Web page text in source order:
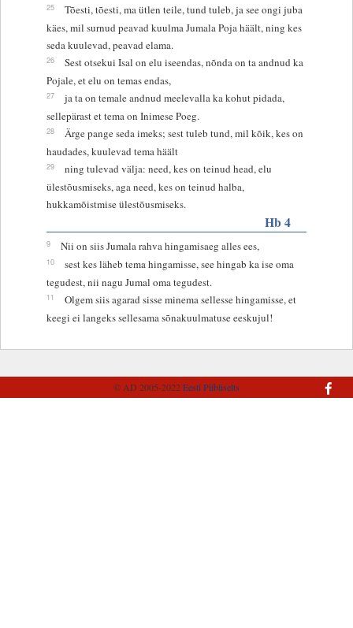
25
Tõesti, tõesti, ma ütlen teile, tund tuleb, ja see ongi juba
käes, mil surnud peavad kuulma Jumala Poja häält, ning kes
seda kuulevad, peavad elama.
26
Sest otsekui Isal on elu iseendas, nõnda on ta andnud ka
Pojale, et elu on temas endas,
27
ja ta on temale andnud meelevalla ka kohut pidada,
sellepärast et tema on Inimese Poeg.
28
Ärge pange seda imeks; sest tuleb tund, mil kõik, kes on
haudades, kuulevad tema häält
29
ning tulevad välja: need, kes on teinud head, elu
ülestõusmiseks, aga need, kes on teinud halba,
hukkamõistmise ülestõusmiseks.
Hb 4
9 Nii on siis Jumala rahva hingamisaeg alles ees,
10
sest kes läheb tema hingamisse, see hingab ka ise oma
tegudest, nii nagu Jumal oma tegudest.
11
Olgem siis agarad sisse minema sellesse hingamisse, et
keegi ei langeks sellesama sõnakuulmatuse eeskujul!
© AD 2005-2022Eesti Piibliselts